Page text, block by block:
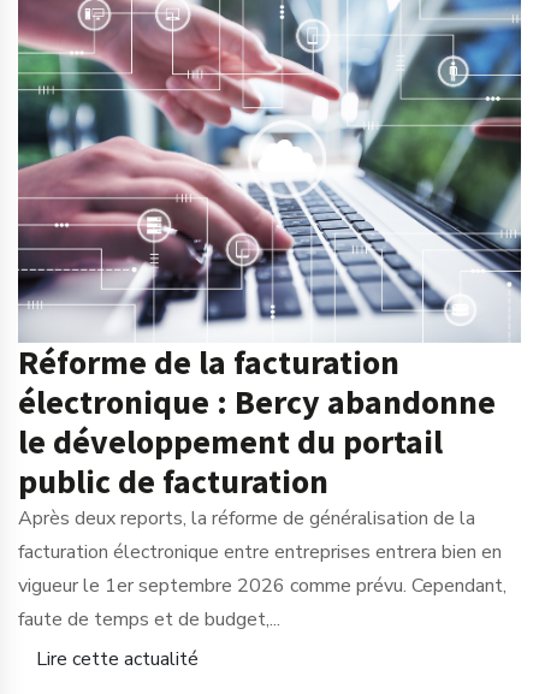
Réforme de la facturation
électronique : Bercy abandonne
le développement du portail
public de facturation
Après deux reports, la réforme de généralisation de la
facturation électronique entre entreprises entrera bien en
vigueur le 1er septembre 2026 comme prévu. Cependant,
faute de temps et de budget,...
Lire cette actualité